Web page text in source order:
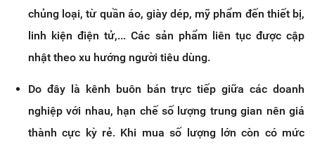
chủng loại, từ quần áo, giày dép, mỹ phẩm đến thiết bị,
linh kiện điện tử,... Các sản phẩm liên tục được cập
nhật theo xu hướng người tiêu dùng.
Do đây là kênh buôn bán trực tiếp giữa các doanh
nghiệp với nhau, hạn chế số lượng trung gian nên giá
thành cực kỳ rẻ. Khi mua số lượng lớn còn có mức